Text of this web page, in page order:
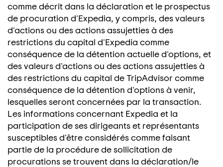
comme décrit dans la déclaration et le prospectus
de procuration d'Expedia, y compris, des valeurs
d'actions ou des actions assujetties à des
restrictions du capital d'Expedia comme
conséquence de la détention actuelle d'options, et
des valeurs d'actions ou des actions assujetties à
des restrictions du capital de TripAdvisor comme
conséquence de la détention d'options à venir,
lesquelles seront concernées par la transaction.
Les informations concernant Expedia et la
participation de ses dirigeants et représentants
susceptibles d'être considérés comme faisant
partie de la procédure de sollicitation de
procurations se trouvent dans la déclaration/le